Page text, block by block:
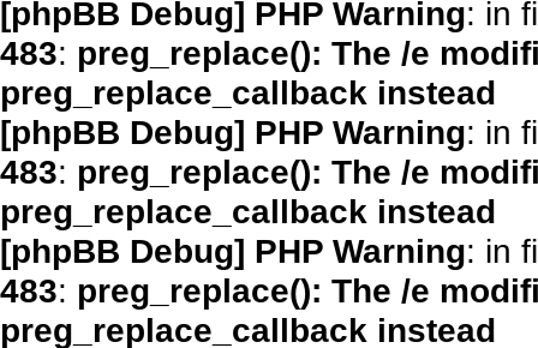
[phpBB Debug] PHP Warning: in
483: preg_replace(): The /e
preg_replace_callback instead
[phpBB Debug] PHP Warning: in
483: preg_replace(): The /e
preg_replace_callback instead
[phpBB Debug] PHP Warning: in
483: preg_replace(): The /e
preg_replace_callback instead